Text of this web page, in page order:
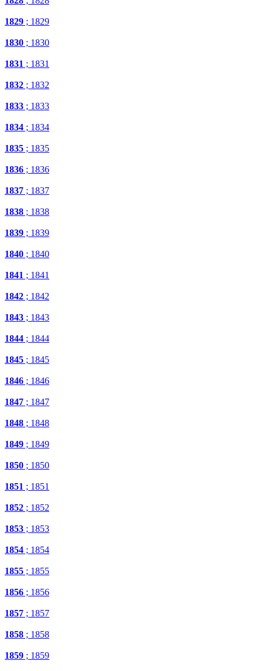
1829 ; 1829
1830 ; 1830
1831 ; 1831
1832 ; 1832
1833 ; 1833
1834 ; 1834
1835 ; 1835
1836 ; 1836
1837 ; 1837
1838 ; 1838
1839 ; 1839
1840 ; 1840
1841 ; 1841
1842 ; 1842
1843 ; 1843
1844 ; 1844
1845 ; 1845
1846 ; 1846
1847 ; 1847
1848 ; 1848
1849 ; 1849
1850 ; 1850
1851 ; 1851
1852 ; 1852
1853 ; 1853
1854 ; 1854
1855 ; 1855
1856 ; 1856
1857 ; 1857
1858 ; 1858
1859 ; 1859